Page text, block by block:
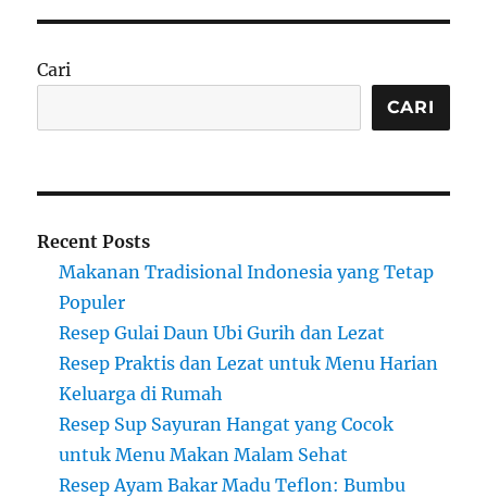
Cari
CARI
Recent Posts
Makanan Tradisional Indonesia yang Tetap
Populer
Resep Gulai Daun Ubi Gurih dan Lezat
Resep Praktis dan Lezat untuk Menu Harian
Keluarga di Rumah
Resep Sup Sayuran Hangat yang Cocok
untuk Menu Makan Malam Sehat
Resep Ayam Bakar Madu Teflon: Bumbu